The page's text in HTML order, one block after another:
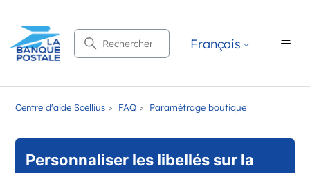
Recherche Français
Centre d'aide Scellius FAQ Paramétrage boutique
Personnaliser les libellés sur la